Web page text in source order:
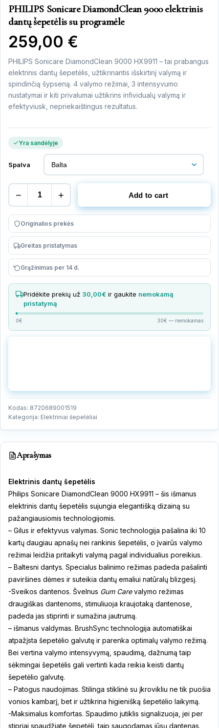
PHILIPS Sonicare DiamondClean 9000 elektrinis
dantų šepetėlis su programėle
259,00 €
PHILIPS Sonicare DiamondClean 9000 HX9911 – tai prabangus
elektrinis dantų šepetėlis, užtikrinantis išskirtinį valymą ir
spindinčią šypseną. 4 valymo režimai, 3 intensyvumo
nustatymai ir kiti privalumai užtikrins infividualų valymą ir
efektyviusk, nepriekaištingus rezultatus.
Yra sandėlyje
Spalva
−
PHILIPS
Sonicare
DiamondClean
9000
elektrinis
dantų
šepetėlis
su
programėle
quantity
+ Add to cart
Originalios prekės
Greitas pristatymas
Grąžinimas per 14 d.
Pridėkite prekių už 30,00€ ir gaukite nemokamą
pristatymą
0€ 30€ — nemokamas
Kodas: 8720689001519
Kategorija: Elektriniai šepetėliai
Aprašymas
Elektrinis dantų šepetėlis
Philips Sonicare DiamondClean 9000 HX9911 – šis išmanus
elektrinis dantų šepetėlis sujungia elegantišką dizainą su
pažangiausiomis technologijomis.
– Gilus ir efektyvus valymas. Sonic technologija pašalina iki 10
kartų daugiau apnašų nei rankinis šepetėlis, o įvairūs valymo
režimai leidžia pritaikyti valymą pagal individualius poreikius.
– Baltesni dantys. Specialus balinimo režimas padeda pašalinti
paviršines dėmes ir suteikia dantų emaliui natūralų blizgesį.
-Sveikos dantenos. Švelnus Gum Carevalymo režimas
draugiškas dantenoms, stimuliuoja kraujotaką dantenose,
padeda jas stiprinti ir sumažina jautrumą.
– išmanus valdymas. BrushSync technologija automatiškai
atpažįsta šepetėlio galvutę ir parenka optimalų valymo režimą.
Bei vertina valymo intensyvymą, spaudimą, dažnumą taip
sėkmingai šepetėlis gali vertinti kada reikia keisti dantų
šepetėlio galvutę.
– Patogus naudojimas. Stilinga stiklinė su įkrovikliu ne tik puošia
vonios kambarį, bet ir užtikrina higienišką šepetėlio laikymą.
-Maksimalus komfortas. Spaudimo jutiklis signalizuoja, jei per
stipriai spaudžiate šepetėlį, taip saugodamas jūsų dantenas.